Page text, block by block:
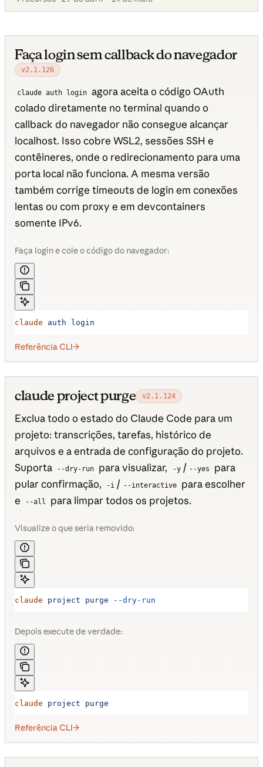
Faça login sem callback do navegador
v2.1.126
claude auth login agora aceita o código OAuth
colado diretamente no terminal quando o
callback do navegador não consegue alcançar
localhost. Isso cobre WSL2, sessões SSH e
contêineres, onde o redirecionamento para uma
porta local não funciona. A mesma versão
também corrige timeouts de login em conexões
lentas ou com proxy e em devcontainers
somente IPv6.
Faça login e cole o código do navegador:
claude auth login
Referência CLI
claude project purge v2.1.124
Exclua todo o estado do Claude Code para um
projeto: transcrições, tarefas, histórico de
arquivos e a entrada de configuração do projeto.
Suporta
--dry-run para visualizar, -y / --yes
para
pular confirmação,
-i / --interactive
para escolher
e
--all para limpar todos os projetos.
Visualize o que seria removido:
claude project purge --dry-run
Depois execute de verdade:
claude project purge
Referência CLI